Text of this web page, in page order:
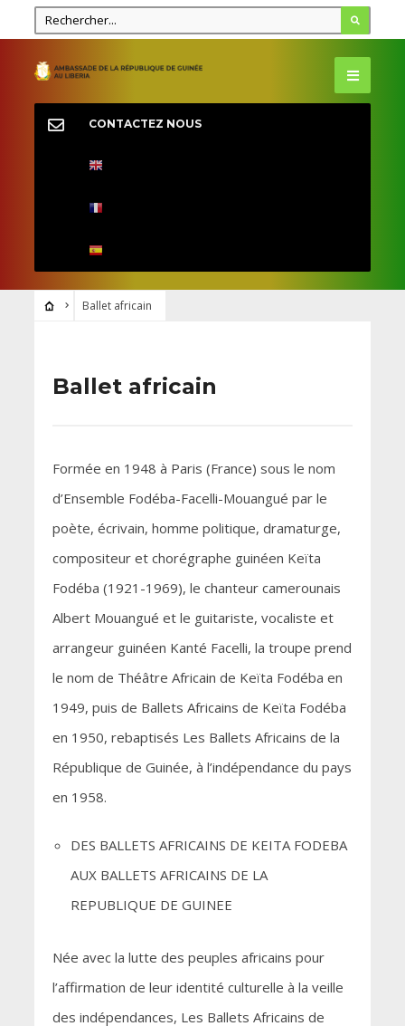
CONTACTEZ NOUS
Ballet africain
Ballet africain
Formée en 1948 à Paris (France) sous le nom
d’Ensemble Fodéba-Facelli-Mouangué par le
poète, écrivain, homme politique, dramaturge,
compositeur et chorégraphe guinéen Keïta
Fodéba (1921-1969), le chanteur camerounais
Albert Mouangué et le guitariste, vocaliste et
arrangeur guinéen Kanté Facelli, la troupe prend
le nom de Théâtre Africain de Keïta Fodéba en
1949, puis de Ballets Africains de Keïta Fodéba
en 1950, rebaptisés Les Ballets Africains de la
République de Guinée, à l’indépendance du pays
en 1958.
DES BALLETS AFRICAINS DE KEITA FODEBA
AUX BALLETS AFRICAINS DE LA
REPUBLIQUE DE GUINEE
Née avec la lutte des peuples africains pour
l’affirmation de leur identité culturelle à la veille
des indépendances, Les Ballets Africains de